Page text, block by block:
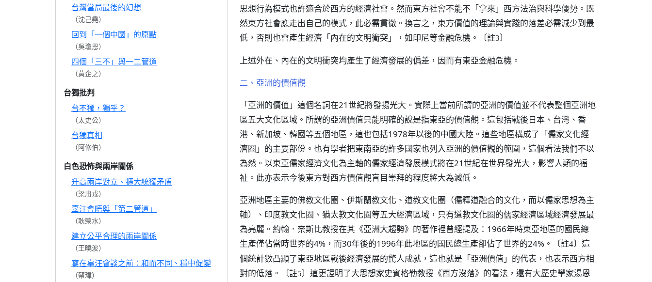
台灣當局最後的幻想
（沈己堯）
回到「一個中國」的原點
（吳瓊恩）
四個「三不」與一二管道
（黃企之）
台獨批判
台不獨，獨乎？
（太史公）
台獨真相
（阿修伯）
白色恐怖與兩岸關係
升高兩岸對立、擴大統獨矛盾
（梁肅戎）
辜汪會晤與「第二管道」
（耿榮水）
建立公平合理的兩岸關係
（王曉波）
寫在辜汪會談之前：和而不同、穩中促變
（蔡瑋）
思想行為模式也許適合於西方的經濟社會。然而東方社會不能不「拿來」西方法治與科學優勢。既
然東方社會應走出自己的模式，此必需貫徹。換言之，東方價值的理論與實踐的落差必需減少到最
低，否則也會產生經濟「內在的文明衝突」，如印尼等金融危機。
〔註3〕
上述外在、內在的文明衝突均產生了經濟發展的偏差，因而有東亞金融危機。
二、亞洲的價值觀
「亞洲的價值」這個名詞在21世紀將發揚光大。實際上當前所謂的亞洲的價值並不代表整個亞洲地
區五大文化區域。所謂的亞洲價值只能明確的說是指東亞的價值觀。這包括戰後日本、台灣、香
港、新加坡、韓國等五個地區，這也包括1978年以後的中國大陸。這些地區構成了「儒家文化經
濟圈」的主要部份。也有學者把東南亞的許多國家也列入亞洲的價值觀的範圍，這個看法我們不以
為然。以東亞儒家經濟文化為主軸的儒家經濟發展模式將在21世紀在世界發光大，影響人類的福
祉。此亦表示今後東方對西方價值觀盲目崇拜的程度將大為減低。
亞洲地區主要的佛教文化圈、伊斯蘭教文化、道教文化圈（儒釋道融合的文化，而以儒家思想為主
軸）、印度教文化圈、猶太教文化圈等五大經濟區域，只有道教文化圈的儒家經濟區域經濟發展最
為亮麗。約翰．奈斯比教授在其《亞洲大趨勢》的著作裡曾經提及：1966年時東亞地區的國民總
生產僅佔當時世界的4%，而30年後的1996年此地區的國民總生產卻佔了世界的24%。
〔註4〕 這
個統計數凸顯了東亞地區戰後經濟發展的驚人成就，這也就是「亞洲價值」的代表，也表示西方相
對的低落。
〔註5〕 這更證明了大思想家史賓格勒教授《西方沒落》的看法，還有大歷史學家湯恩